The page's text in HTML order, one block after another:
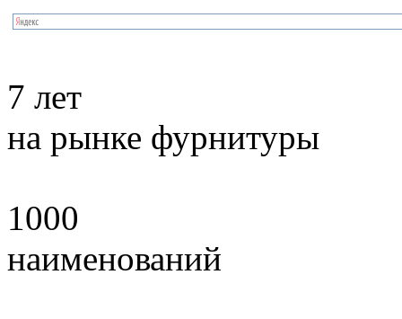
7 лет
на рынке фурнитуры
1000
наименований